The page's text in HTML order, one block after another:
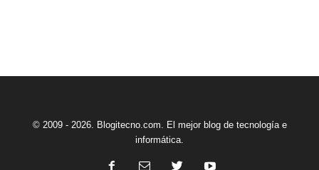
© 2009 - 2026. Blogitecno.com. El mejor blog de tecnología e
informática.